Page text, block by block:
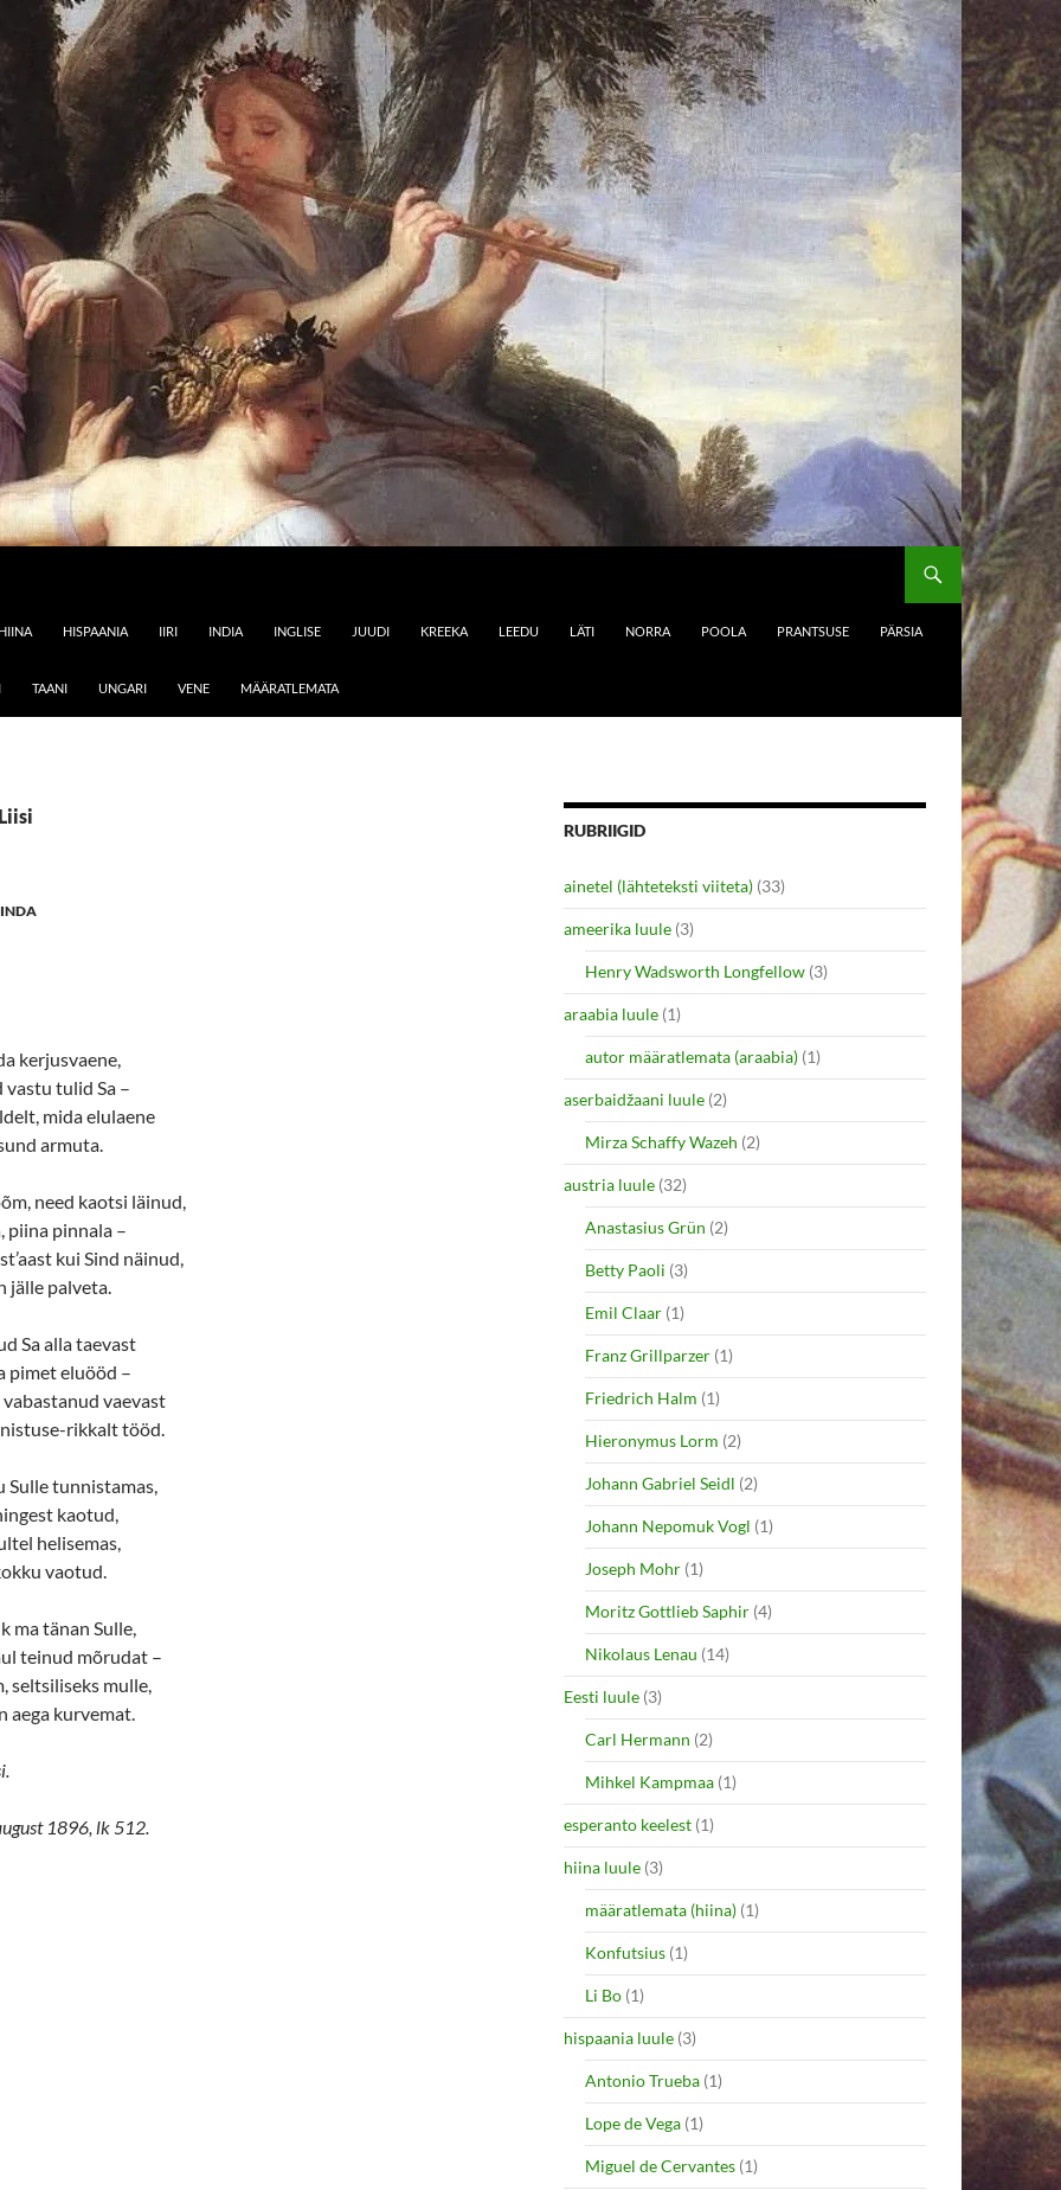
HIINA HISPAANIA IIRI INDIA INGLISE JUUDI KREEKA LEEDU LÄTI NORRA POOLA PRANTSUSE PÄRSIA
TAANI UNGARI VENE MÄÄRATLEMATA
kerjusvaene,
tulid Sa –
mida elulaene
armuta.
need kaotsi läinud,
piina pinnala –
kui Sind näinud,
jälle palveta.
Sa alla taevast
pimet eluööd –
vaevast
rikkalt tööd.
Sulle tunnistamas,
kaotud,
helisemas,
vaotud.
ma tänan Sulle,
teinud mõrudat –
seltsiliseks mulle,
aega kurvemat.
1896, lk 512.
RUBRIIGID
ainetel (lähteteksti viiteta) (33)
ameerika luule (3)
Henry Wadsworth Longfellow (3)
araabia luule (1)
autor määratlemata (araabia) (1)
aserbaidžaani luule (2)
Mirza Schaffy Wazeh (2)
austria luule (32)
Anastasius Grün (2)
Betty Paoli (3)
Emil Claar (1)
Franz Grillparzer (1)
Friedrich Halm (1)
Hieronymus Lorm (2)
Johann Gabriel Seidl (2)
Johann Nepomuk Vogl (1)
Joseph Mohr (1)
Moritz Gottlieb Saphir (4)
Nikolaus Lenau (14)
Eesti luule (3)
Carl Hermann (2)
Mihkel Kampmaa (1)
esperanto keelest (1)
hiina luule (3)
määratlemata (hiina) (1)
Konfutsius (1)
Li Bo (1)
hispaania luule (3)
Antonio Trueba (1)
Lope de Vega (1)
Miguel de Cervantes (1)